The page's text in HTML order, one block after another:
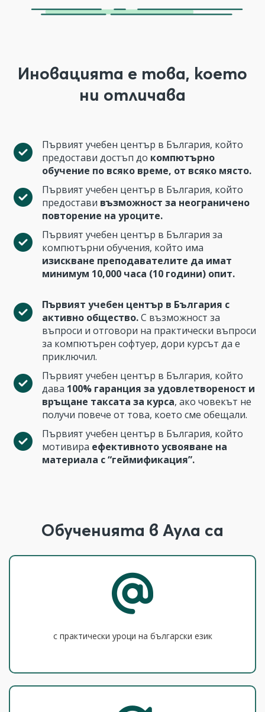
Иновацията е това, което
ни отличава
Първият учебен център в България, който
предостави достъп до компютърно
обучение по всяко време, от всяко място.
Първият учебен център в България, който
предостави възможност за неограничено
повторение на уроците.
Първият учебен център в България за
компютърни обучения, който има
изискване преподавателите да имат
минимум 10,000 часа (10 години) опит.
Първият учебен център в България с
активно общество.С възможност за
въпроси и отговори на практически въпроси
за компютърен софтуер, дори курсът да е
приключил.
Първият учебен център в България, който
дава 100% гаранция за удовлетвореност и
връщане таксата за курса, ако човекът не
получи повече от това, което сме обещали.
Първият учебен център в България, който
мотивира ефективното усвояване на
материала с “геймификация”.
Обученията в Аула са
с практически уроци на български език